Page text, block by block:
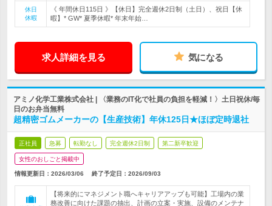
休日
休暇
《 年間休日115日 》【休日】完全週休2日制（土日）、祝日【休
暇】* GW* 夏季休暇* 年末年始…
求人詳細を見る 気になる
アミノ化学工業株式会社 | 〈業務のIT化で社員の負担を軽減！〉土日祝休/毎
日のお弁当無料
超精密ゴムメーカーの【生産技術】年休125日★ほぼ定時退社
正社員 急募 転勤なし 完全週休2日制 第二新卒歓迎
女性のおしごと掲載中
情報更新日：2026/03/06 終了予定日： 2026/09/03
【将来的にマネジメント職へキャリアアップも可能】工場内の業
務改善に向けた課題の抽出、計画の立案・実施、設備のメンテナ